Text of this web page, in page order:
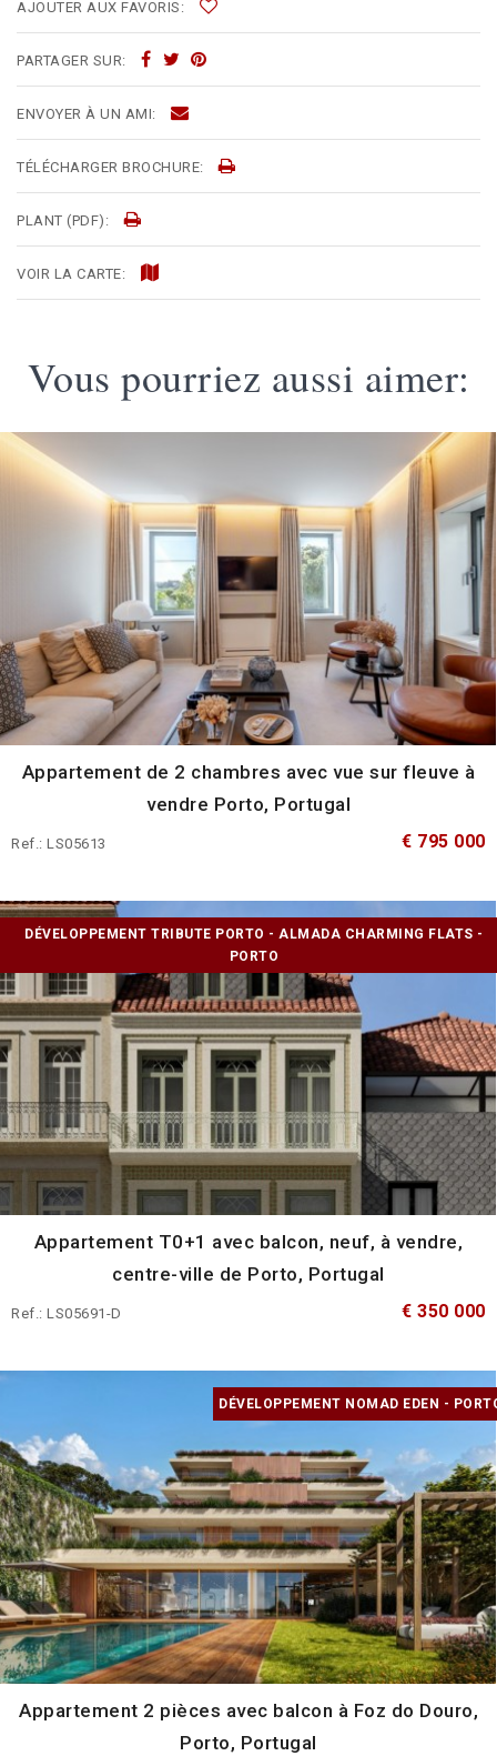
AJOUTER AUX FAVORIS:
PARTAGER SUR:
ENVOYER À UN AMI:
TÉLÉCHARGER BROCHURE:
PLANT (PDF):
VOIR LA CARTE:
Vous pourriez aussi aimer:
Appartement de 2 chambres avec vue sur fleuve à
vendre Porto, Portugal
Ref.: LS05613 € 795 000
DÉVELOPPEMENT TRIBUTE PORTO - ALMADA CHARMING FLATS -
PORTO
Appartement T0+1 avec balcon, neuf, à vendre,
centre-ville de Porto, Portugal
Ref.: LS05691-D € 350 000
DÉVELOPPEMENT NOMAD EDEN -
Appartement 2 pièces avec balcon à Foz do Douro,
Porto, Portugal